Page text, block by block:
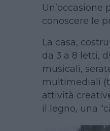
conoscere le
La casa,
da 3 a 8 letti,
musicali,
multimediali
attività
il legno, una